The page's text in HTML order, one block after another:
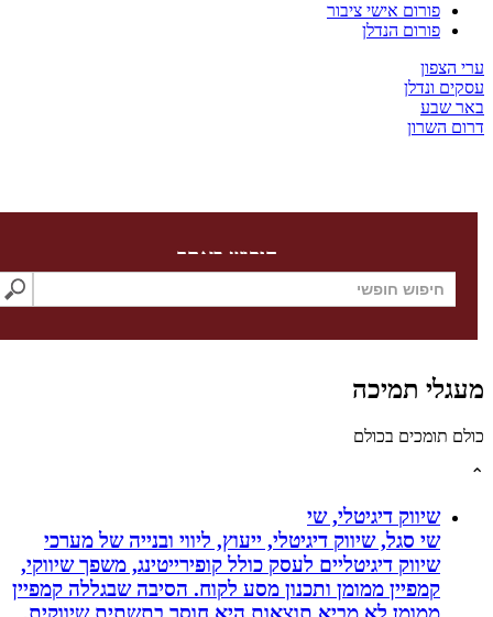
פורום אישי ציבור
פורום הנדלן
הצפון
ונדלן
שבע
השרון
חיפוש באתר
תמיכה
תומכים בכולם
שיווק דיגיטלי, שי
שי סגל, שיווק דיגיטלי, ייעוץ, ליווי ובנייה של מערכי
שיווק דיגיטליים לעסק כולל קופירייטינג, משפך שיווקי,
קמפיין ממומן ותכנון מסע לקוח. הסיבה שבגללה קמפיין